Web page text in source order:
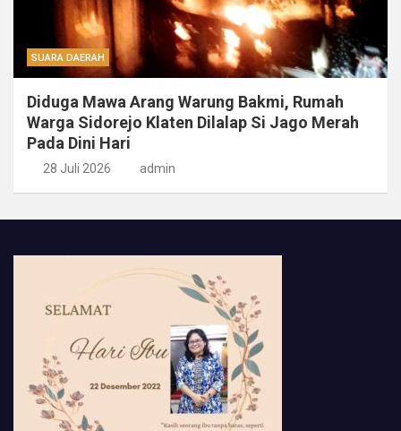
SUARA DAERAH
Diduga Mawa Arang Warung Bakmi, Rumah
Warga Sidorejo Klaten Dilalap Si Jago Merah
Pada Dini Hari
28 Juli 2026 admin